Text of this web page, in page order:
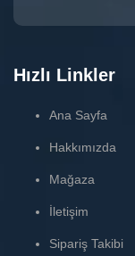
Hızlı Linkler
Ana Sayfa
Hakkımızda
Mağaza
İletişim
Sipariş Takibi